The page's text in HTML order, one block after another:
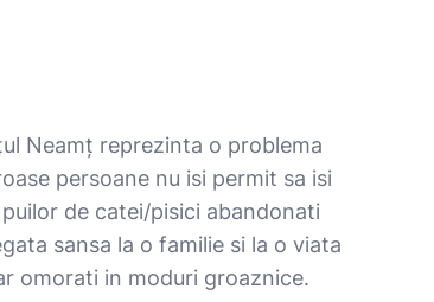
Neamț reprezinta o problema
persoane nu isi permit sa isi
de catei/pisici abandonati
sansa la o familie si la o viata
omorati in moduri groaznice.